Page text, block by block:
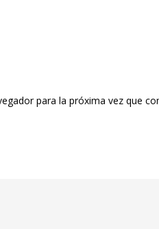
para la próxima vez que